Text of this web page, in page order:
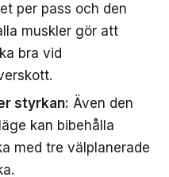
per pass och den
muskler gör att
bra vid
styrkan: Även den
kan bibehålla
med tre välplanerade